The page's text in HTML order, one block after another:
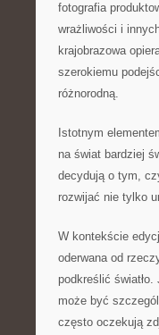
fotografia
wrażliwości i
krajobrazowa
szerokiemu
różnorodną.
Istotnym
na świat bardziej
decydują o tym,
rozwijać nie tylko
W kontekście
oderwana od
podkreślić
może być
często oczekują